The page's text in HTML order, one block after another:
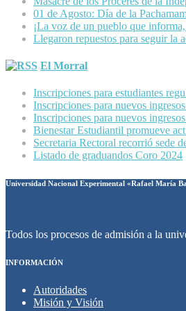
01 de Agosto: Día de la
¡La voz de un pueblo que
Llegaron repuestos para seguir la
El Morral
Inscripciones para estudiantes
Inscripciones para nuevos
Inscripciones para nuevos
Bienestar Estudiantil promueve
Secretaria Rectoral recorrió sede
Listado de graduandos Coro 2024
Universidad Nacional Experimental «Rafael María
Todos los procesos de admisión a la
INFORMACIÓN
Autoridades
Misión y Visión